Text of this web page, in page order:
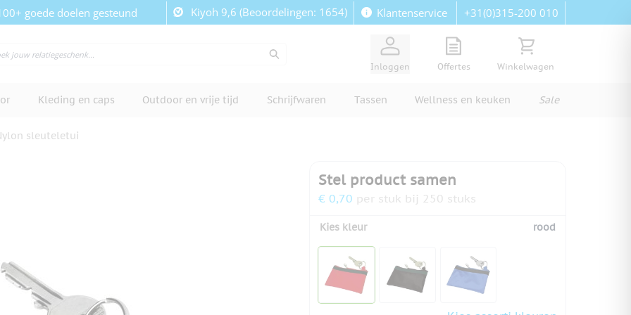
goede doelen gesteund Kiyoh 9,6 (Beoordelingen: 1654) Klantenservice +31(0)315-200 010
Inloggen
View quote, Quote is empty
Offertes
Bekijk winkelwagen,
Winkelwagen
Kleding en caps Outdoor en vrije tijd Schrijfwaren Tassen Wellness en keuken Sale
sleuteletui
Stel product samen
€ 0,70 per stuk bij 250 stuks
Kies kleur rood